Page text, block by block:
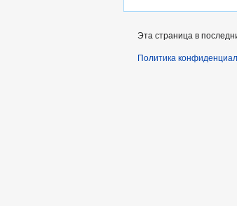
Эта страница в
Политика